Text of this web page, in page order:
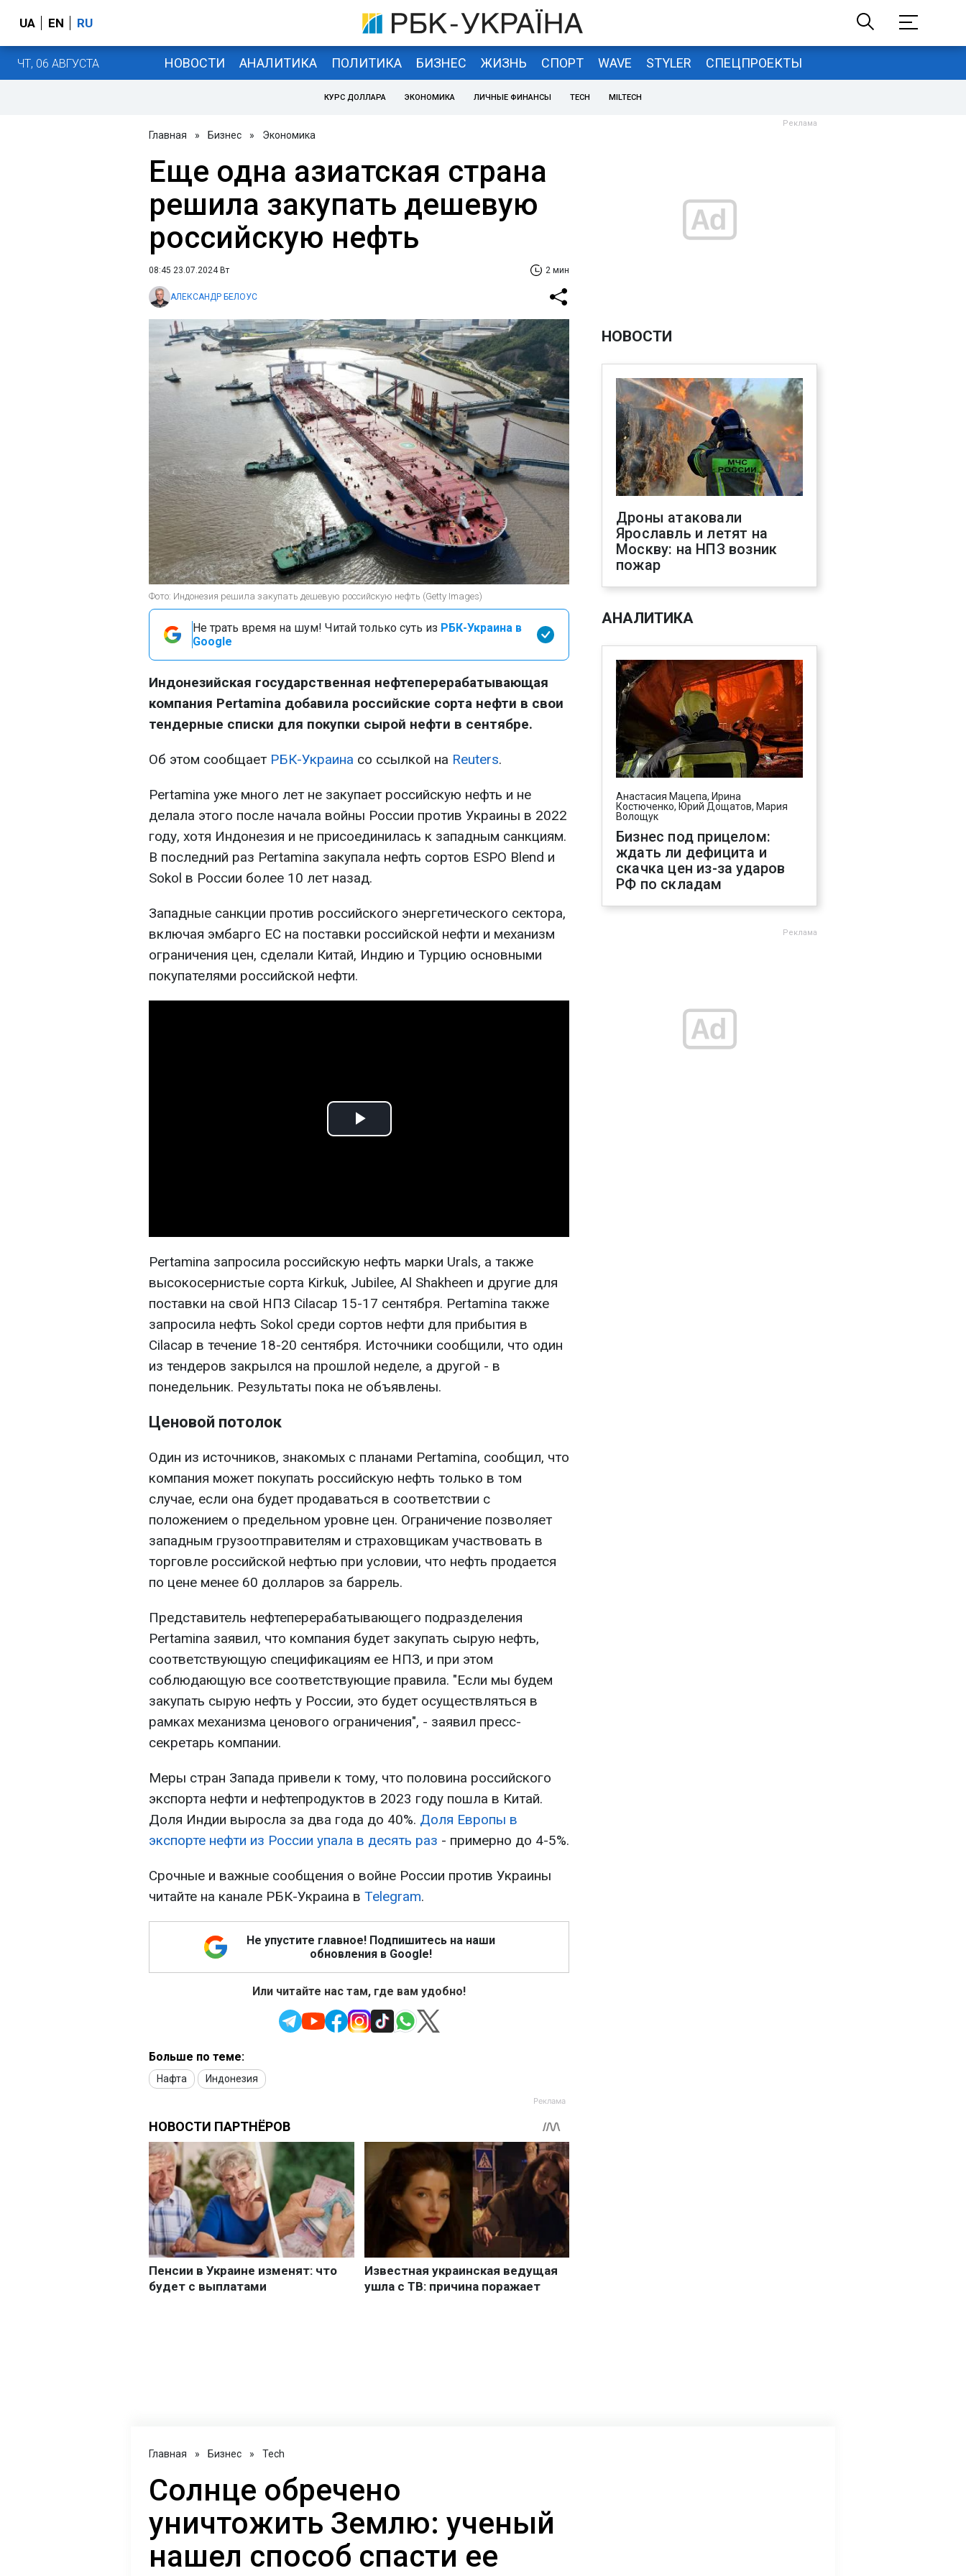
UA EN RU
ЧТ, 06 АВГУСТА НОВОСТИ АНАЛИТИКА ПОЛИТИКА БИЗНЕС ЖИЗНЬ СПОРТ WAVE STYLER СПЕЦПРОЕКТЫ
КУРС ДОЛЛАРА ЭКОНОМИКА ЛИЧНЫЕ ФИНАНСЫ TECH MILTECH
Главная » Бизнес » Экономика
Еще одна азиатская страна
решила закупать дешевую
российскую нефть
08:45 23.07.2024 Вт 2 мин
АЛЕКСАНДР БЕЛОУС
Фото: Индонезия решила закупать дешевую российскую нефть (Getty Images)
Не трать время на шум! Читай только суть из РБК-Украина в
Google
Индонезийская государственная нефтеперерабатывающая
компания Pertamina добавила российские сорта нефти в свои
тендерные списки для покупки сырой нефти в сентябре.
Об этом сообщает РБК-Украина со ссылкой на Reuters.
Pertamina уже много лет не закупает российскую нефть и не
делала этого после начала войны России против Украины в 2022
году, хотя Индонезия и не присоединилась к западным санкциям.
В последний раз Pertamina закупала нефть сортов ESPO Blend и
Sokol в России более 10 лет назад.
Западные санкции против российского энергетического сектора,
включая эмбарго ЕС на поставки российской нефти и механизм
ограничения цен, сделали Китай, Индию и Турцию основными
покупателями российской нефти.
Play
Pertamina запросила российскую нефть марки Urals, а также
высокосернистые сорта Kirkuk, Jubilee, Al Shakheen и другие для
поставки на свой НПЗ Cilacap 15-17 сентября. Pertamina также
запросила нефть Sokol среди сортов нефти для прибытия в
Cilacap в течение 18-20 сентября. Источники сообщили, что один
из тендеров закрылся на прошлой неделе, а другой - в
понедельник. Результаты пока не объявлены.
Ценовой потолок
Один из источников, знакомых с планами Pertamina, сообщил, что
компания может покупать российскую нефть только в том
случае, если она будет продаваться в соответствии с
положением о предельном уровне цен. Ограничение позволяет
западным грузоотправителям и страховщикам участвовать в
торговле российской нефтью при условии, что нефть продается
по цене менее 60 долларов за баррель.
Представитель нефтеперерабатывающего подразделения
Pertamina заявил, что компания будет закупать сырую нефть,
соответствующую спецификациям ее НПЗ, и при этом
соблюдающую все соответствующие правила. "Если мы будем
закупать сырую нефть у России, это будет осуществляться в
рамках механизма ценового ограничения", - заявил пресс-
секретарь компании.
Меры стран Запада привели к тому, что половина российского
экспорта нефти и нефтепродуктов в 2023 году пошла в Китай.
Доля Индии выросла за два года до 40%. Доля Европы в
экспорте нефти из России упала в десять раз - примерно до 4-5%.
Срочные и важные сообщения о войне России против Украины
читайте на канале РБК-Украина в Telegram.
Не упустите главное! Подпишитесь на наши
обновления в Google!
Или читайте нас там, где вам удобно!
Больше по теме:
Нафта Индонезия
НОВОСТИ
Дроны атаковали
Ярославль и летят на
Москву: на НПЗ возник
пожар
АНАЛИТИКА
Анастасия Мацепа, Ирина
Костюченко, Юрий Дощатов, Мария
Волощук
Бизнес под прицелом:
ждать ли дефицита и
скачка цен из-за ударов
РФ по складам
Главная » Бизнес » Tech
Солнце обречено
уничтожить Землю: ученый
нашел способ спасти ее